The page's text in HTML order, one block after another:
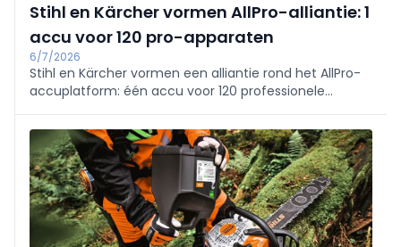
Stihl en Kärcher vormen AllPro-alliantie: 1
accu voor 120 pro-apparaten
6/7/2026
Stihl en Kärcher vormen een alliantie rond het AllPro-
accuplatform: één accu voor 120 professionele
+60% piekvermogen. Stihl levert het accusysteem;
Kärcher ontwikkelt apparaten. Eerste producten in
2027.